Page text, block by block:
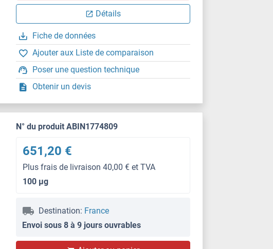
Détails
Fiche de données
Ajouter aux Liste de comparaison
Poser une question technique
Obtenir un devis
N° du produit ABIN1774809
651,20 €
Plus frais de livraison 40,00 € et TVA
100 μg
Destination: France
Envoi sous 8 à 9 jours ouvrables